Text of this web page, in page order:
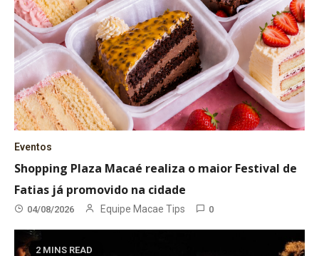
Eventos
Shopping Plaza Macaé realiza o maior Festival de
Fatias já promovido na cidade
04/08/2026 Equipe Macae Tips 0
2 MINS READ